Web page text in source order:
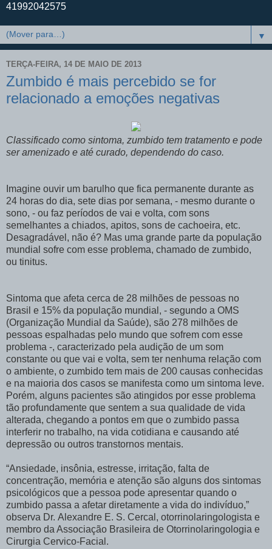
41992042575
▼
TERÇA-FEIRA, 14 DE MAIO DE 2013
Zumbido é mais percebido se for
relacionado a emoções negativas
Classificado como sintoma, zumbido tem tratamento e pode
ser amenizado e até curado, dependendo do caso.
Imagine ouvir um barulho que fica permanente durante as
24 horas do dia, sete dias por semana, - mesmo durante o
sono, - ou faz períodos de vai e volta, com sons
semelhantes a chiados, apitos, sons de cachoeira, etc.
Desagradável, não é? Mas uma grande parte da população
mundial sofre com esse problema, chamado de zumbido,
ou tinitus.
Sintoma que afeta cerca de 28 milhões de pessoas no
Brasil e 15% da população mundial, - segundo a OMS
(Organização Mundial da Saúde), são 278 milhões de
pessoas espalhadas pelo mundo que sofrem com esse
problema -, caracterizado pela audição de um som
constante ou que vai e volta, sem ter nenhuma relação com
o ambiente, o zumbido tem mais de 200 causas conhecidas
e na maioria dos casos se manifesta como um sintoma leve.
Porém, alguns pacientes são atingidos por esse problema
tão profundamente que sentem a sua qualidade de vida
alterada, chegando a pontos em que o zumbido passa
interferir no trabalho, na vida cotidiana e causando até
depressão ou outros transtornos mentais.
“Ansiedade, insônia, estresse, irritação, falta de
concentração, memória e atenção são alguns dos sintomas
psicológicos que a pessoa pode apresentar quando o
zumbido passa a afetar diretamente a vida do indivíduo,”
observa Dr. Alexandre E. S. Cercal, otorrinolaringologista e
membro da Associação Brasileira de Otorrinolaringologia e
Cirurgia Cervico-Facial.